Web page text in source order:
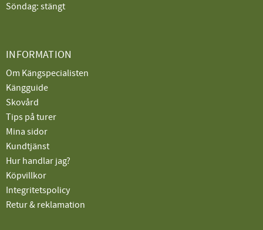
Söndag: stängt
INFORMATION
Om Kängspecialisten
Kängguide
Skovård
Tips på turer
Mina sidor
Kundtjänst
Hur handlar jag?
Köpvillkor
Integritetspolicy
Retur & reklamation